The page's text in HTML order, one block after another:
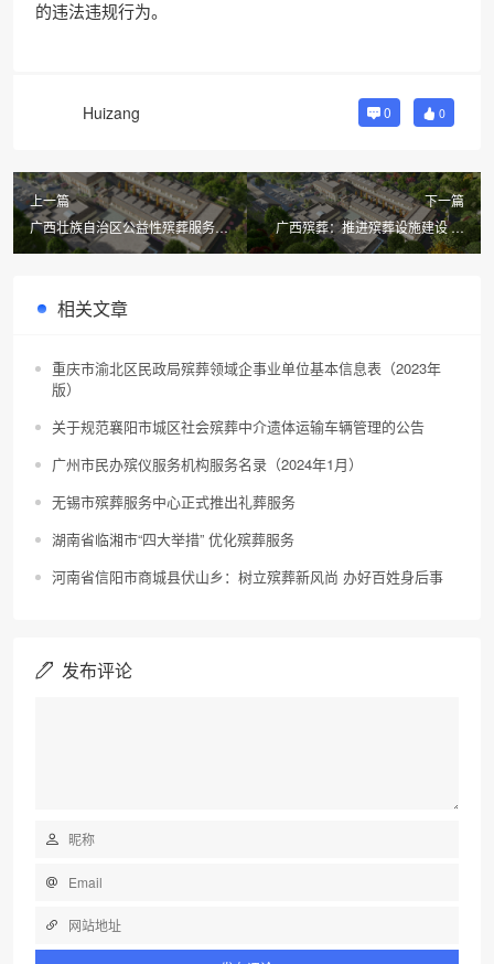
的违法违规行为。
Huizang 0 0
上一篇
广西壮族自治区公益性殡葬服务设
施建设指南（试行）
下一篇
广西殡葬：推进殡葬设施建设 加
快补齐民生短板
相关文章
重庆市渝北区民政局殡葬领域企事业单位基本信息表（2023年
版）
关于规范襄阳市城区社会殡葬中介遗体运输车辆管理的公告
广州市民办殡仪服务机构服务名录（2024年1月）
无锡市殡葬服务中心正式推出礼葬服务
湖南省临湘市“四大举措” 优化殡葬服务
​河南省信阳市商城县伏山乡：树立殡葬新风尚 办好百姓身后事
发布评论